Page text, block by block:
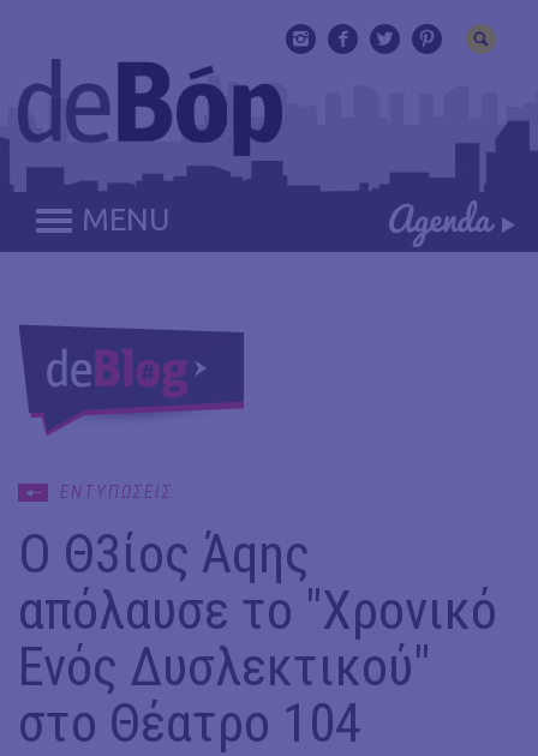
MENU
ΕΝΤΥΠΩΣΕΙΣ
Ο Θ3ίος Άqης
απόλαυσε το "Χρονικό
Ενός Δυσλεκτικού"
στο Θέατρο 104